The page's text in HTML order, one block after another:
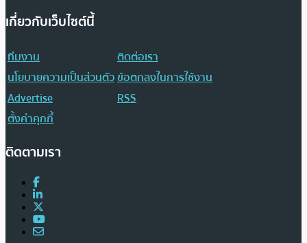
เกี่ยวกับเว็บไซต์นี้
ทีมงาน
ติดต่อเรา
นโยบายความเป็นส่วนตัวข้อตกลงในการใช้งาน
Advertise
RSS
ตั้งค่าคุกกี้
ติดตามเรา